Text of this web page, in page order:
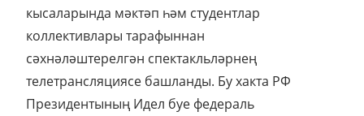
кысаларында мәктәп һәм студентлар
коллективлары тарафыннан
сәхнәләштерелгән спектакльләрнең
телетрансляциясе башланды. Бу хакта РФ
Президентының Идел буе федераль